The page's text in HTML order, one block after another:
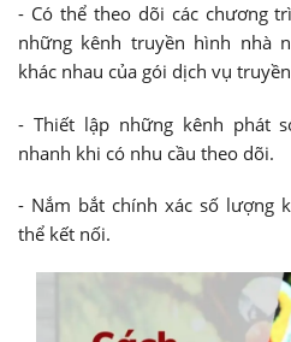
- Có thể theo dõi các chương
những kênh truyền hình nhà
khác nhau của gói dịch vụ
- Thiết lập những kênh phát
nhanh khi có nhu cầu theo dõi.
- Nắm bắt chính xác số lượng
thể kết nối.